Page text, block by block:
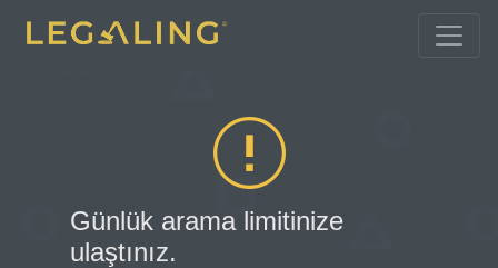
Günlük arama limitinize
ulaştınız.